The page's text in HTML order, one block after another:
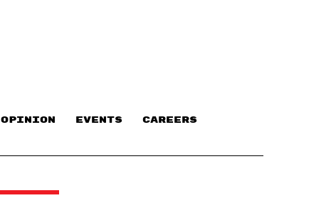
OPINION EVENTS CAREERS